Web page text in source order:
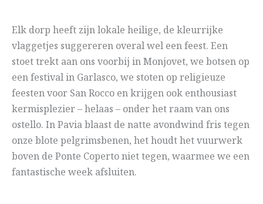
Elk dorp heeft zijn lokale heilige, de kleurrijke
vlaggetjes suggereren overal wel een feest. Een
stoet trekt aan ons voorbij in Monjovet, we botsen op
een festival in Garlasco, we stoten op religieuze
feesten voor San Rocco en krijgen ook enthousiast
kermisplezier – helaas – onder het raam van ons
ostello. In Pavia blaast de natte avondwind fris tegen
onze blote pelgrimsbenen, het houdt het vuurwerk
boven de Ponte Coperto niet tegen, waarmee we een
fantastische week afsluiten.